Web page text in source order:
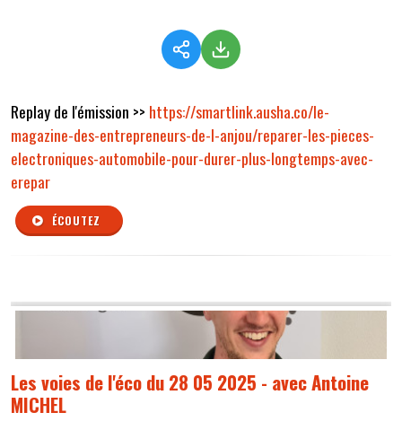
Replay de l'émission >> https://smartlink.ausha.co/le-
magazine-des-entrepreneurs-de-l-anjou/reparer-les-pieces-
electroniques-automobile-pour-durer-plus-longtemps-avec-
erepar
ÉCOUTEZ
Les voies de l'éco du 28 05 2025 - avec Antoine
MICHEL